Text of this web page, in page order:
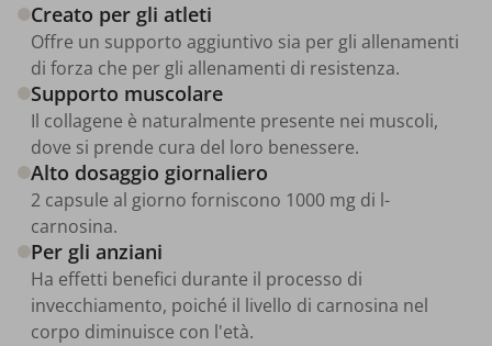
Creato per gli atleti
Offre un supporto aggiuntivo sia per gli allenamenti
di forza che per gli allenamenti di resistenza.
Supporto muscolare
Il collagene è naturalmente presente nei muscoli,
dove si prende cura del loro benessere.
Alto dosaggio giornaliero
2 capsule al giorno forniscono 1000 mg di l-
carnosina.
Per gli anziani
Ha effetti benefici durante il processo di
invecchiamento, poiché il livello di carnosina nel
corpo diminuisce con l'età.